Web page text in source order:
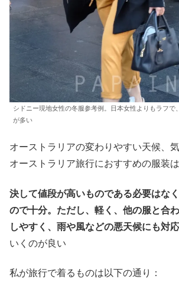
シドニー現地女性の冬服参考例。日本女性よりもラフで
が多い
オーストラリアの変わりやすい天候、
オーストラリア旅行におすすめの服装は
決して値段が高いものである必要はな
ので十分。ただし、軽く、他の服と合
しやすく、雨や風などの悪天候にも対
いくのが良い
私が旅行で着るものは以下の通り：